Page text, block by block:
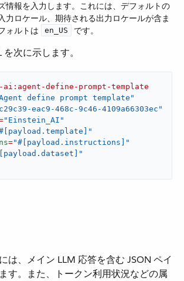
情報を入力します。これには、デフォルトの
力ロケール、期待される出力ロケールが含ま
ォルトは
en_US ​ です。
次に示します。
ai:agent-define-prompt-template
define prompt template"
eac9-468c-9c46-4109a66303ec"
"Einstein_AI"
="#[payload.instructions]"
は、メイン LLM 応答を含む JSON ペイ
す。また、トークン利用状況などの属